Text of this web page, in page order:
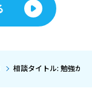
相談タイトル: 勉強が